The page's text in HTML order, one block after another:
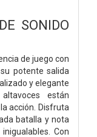
SONIDO
de juego con
potente salida
y elegante
están
acción. Disfruta
batalla y nota
Con